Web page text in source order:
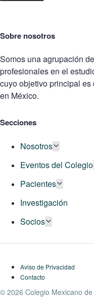
Sobre nosotros
Somos una agrupación
profesionales en el
cuyo objetivo principal
en México.
Secciones
Nosotros
Eventos del Colegio
Pacientes
Investigación
Socios
Aviso de Privacidad
Contacto
© 2026 Colegio Mexicano